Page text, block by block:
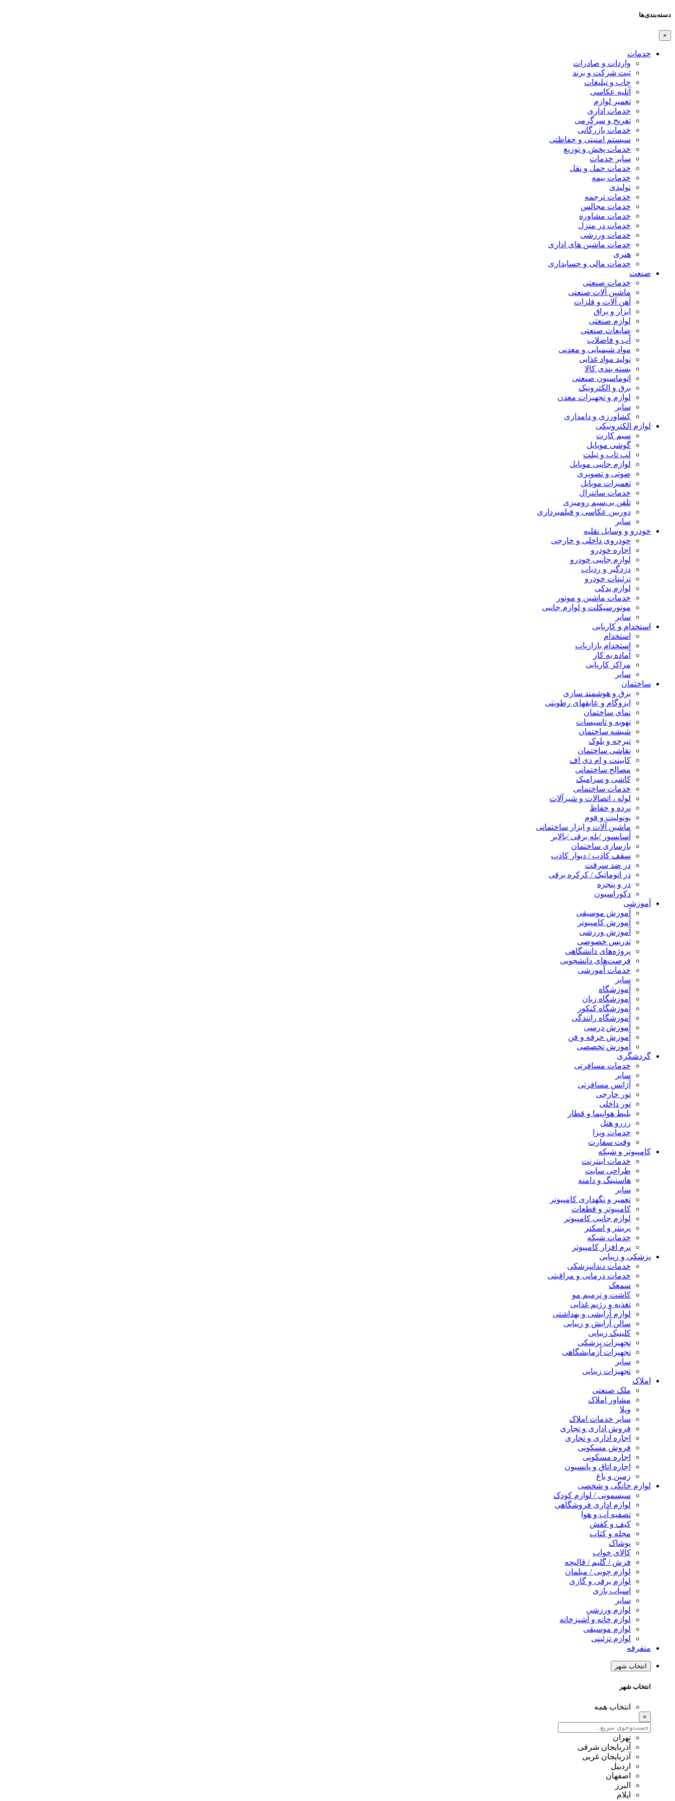
دسته‌بندی‌ها
×
خدمات
واردات و صادرات
ثبت شرکت و برند
چاپ و تبلیغات
آتلیه عکاسی
تعمیر لوازم
خدمات اداری
تفریح و سرگرمی
خدمات بازرگانی
سیستم امنیتی و حفاظتی
خدمات پخش و توزیع
سایر خدمات
خدمات حمل و نقل
خدمات بیمه
تولیدی
خدمات ترجمه
خدمات مجالس
خدمات مشاوره
خدمات در منزل
خدمات ورزشی
خدمات ماشین های اداری
هنری
خدمات مالی و حسابداری
صنعت
خدمات صنعتی
ماشین آلات صنعتی
آهن آلات و فلزات
ابزار و یراق
لوازم صنعتی
ضایعات صنعتی
آب و فاضلاب
مواد شیمیایی و معدنی
تولید مواد غذایی
بسته بندی کالا
اتوماسیون صنعتی
برق و الکترونیک
لوازم و تجهیزات معدن
سایر
کشاورزی و دامداری
لوازم الکترونیکی
سیم کارت
گوشی موبایل
لپ تاپ و تبلت
لوازم جانبی موبایل
صوتی و تصویری
تعمیرات موبایل
خدمات سانترال
تلفن بی‌سیم رومیزی
دوربین عکاسی و فیلمبرداری
سایر
خودرو و وسایل نقلیه
خودروی داخلی و خارجی
اجاره خودرو
لوازم جانبی خودرو
دزدگیر و ردیاب
تزئینات خودرو
لوازم یدکی
خدمات ماشین و موتور
موتورسیکلت و لوازم جانبی
سایر
استخدام و کاریابی
استخدام
استخدام بازاریاب
آماده به کار
مراکز کاریابی
سایر
ساختمان
برق و هوشمند سازی
ایزوگام و عایقهای رطوبتی
نمای ساختمان
تهویه و تاسیسات
شیشه ساختمان
تیرچه و بلوک
نقاشی ساختمان
کابینت و ام دی اف
مصالح ساختمانی
کاشی و سرامیک
خدمات ساختمانی
لوله ، اتصالات و شیرآلات
نرده و حفاظ
یونولیت و فوم
ماشین آلات و ابزار ساختمانی
آسانسور /پله برقی /بالابر
بازسازی ساختمان
سقف کاذب / دیوار کاذب
در ضد سرقت
در اتوماتیک / کرکره برقی
در و پنجره
دکوراسیون
آموزشی
آموزش موسیقی
آموزش کامپیوتر
آموزش ورزشی
تدریس خصوصی
پروژه‌های دانشگاهی
فرصت‌های دانشجویی
خدمات آموزشی
سایر
آموزشگاه
آموزشگاه زبان
آموزشگاه کنکور
آموزشگاه رانندگی
آموزش درسی
آموزش حرفه و فن
آموزش تخصصی
گردشگری
خدمات مسافرتی
سایر
آژانس مسافرتی
تور خارجی
تور داخلی
بلیط هواپیما و قطار
رزرو هتل
خدمات ویزا
وقت سفارت
کامپیوتر و شبکه
خدمات اینترنت
طراحی سایت
هاستینگ و دامنه
سایر
تعمیر و نگهداری کامپیوتر
کامپیوتر و قطعات
لوازم جانبی کامپیوتر
پرینتر و اسکنر
خدمات شبکه
نرم افزار کامپیوتر
پزشکی و زیبایی
خدمات دندانپزشکی
خدمات درمانی و مراقبتی
سمعک
کاشت و ترمیم مو
تغذیه و رژیم غذایی
لوازم آرایشی و بهداشتی
سالن آرایش و زیبایی
کلینیک زیبایی
تجهیزات پزشکی
تجهیزات آزمایشگاهی
سایر
تجهیزات زیبایی
املاک
ملک صنعتی
مشاور املاک
ویلا
سایر خدمات املاک
فروش اداری و تجاری
اجاره اداری و تجاری
فروش مسکونی
اجاره مسکونی
اجاره اتاق و پانسیون
زمین و باغ
لوازم خانگی و شخصی
سیسمونی / لوازم کودک
لوازم اداری فروشگاهی
تصفیه آب و هوا
کیف و کفش
مجله و کتاب
پوشاک
کالای خواب
فرش / گلیم / قالیچه
لوازم چوبی / مبلمان
لوازم برقی و گازی
اسباب بازی
سایر
لوازم ورزشی
لوازم خانه و آشپزخانه
لوازم موسیقی
لوازم تزئینی
متفرقه
انتخاب شهر
انتخاب شهر
انتخاب همه
×
تهران
آذربایجان شرقی
آذربایجان غربی
اردبیل
اصفهان
البرز
ایلام